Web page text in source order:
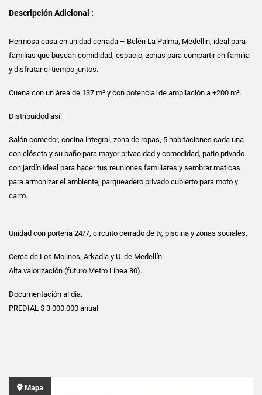
Descripción Adicional :
Hermosa casa en unidad cerrada – Belén La Palma, Medellin, ideal para
familias que buscan comididad, espacio, zonas para compartir en familia
y disfrutar el tiempo juntos.
Cuena con un área de 137 m² y con potencial de ampliación a +200 m².
Distribuidod así:
Salón comedor, cocina integral, zona de ropas, 5 habitaciones cada una
con clósets y su baño para mayor privacidad y comodidad, patio privado
con jardín ideal para hacer tus reuniones familiares y sembrar maticas
para armonizar el ambiente, parqueadero privado cubierto para moto y
carro.
Unidad con portería 24/7, circuito cerrado de tv, piscina y zonas sociales.
Cerca de Los Molinos, Arkadia y U. de Medellín.
Alta valorización (futuro Metro Línea 80).
Documentación al día.
PREDIAL $ 3.000.000 anual
Mapa